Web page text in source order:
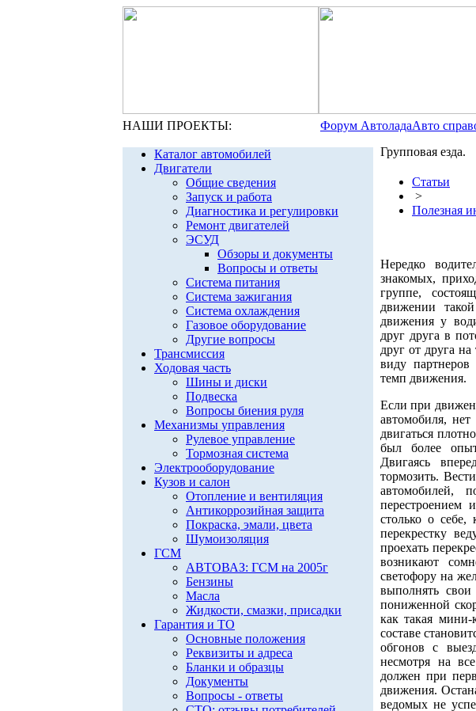
НАШИ ПРОЕКТЫ: Форум АвтоладаАвто
Каталог автомобилей
Двигатели
Общие сведения
Запуск и работа
Диагностика и регулировки
Ремонт двигателей
ЭСУД
Обзоры и документы
Вопросы и ответы
Система питания
Система зажигания
Система охлаждения
Газовое оборудование
Другие вопросы
Трансмиссия
Ходовая часть
Шины и диски
Подвеска
Вопросы биения руля
Механизмы управления
Рулевое управление
Тормозная система
Электрооборудование
Кузов и салон
Отопление и вентиляция
Антикоррозийная защита
Покраска, эмали, цвета
Шумоизоляция
ГСМ
АВТОВАЗ: ГСМ на 2005г
Бензины
Масла
Жидкости, смазки, присадки
Гарантия и ТО
Основные положения
Реквизиты и адреса
Бланки и образцы
Документы
Вопросы - ответы
Групповая езда.
Статьи
>
Полезная
Нередко
знакомых,
группе,
движении
движения у
друг друга в
друг от друга на
виду партнеров
темп движения.
Если при
автомобиля,
двигаться
был более
Двигаясь
тормозить.
автомобилей,
столько о
перекрестку
проехать
возникают
светофору на
выполнять свои
пониженной
как такая
составе
обгонов с
несмотря на
должен при
движения.
ведомых не